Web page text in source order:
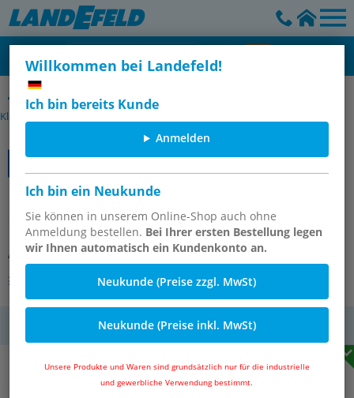
Willkommen bei Landefeld!
Ich bin bereits Kunde
Anmelden
Ich bin ein Neukunde
Sie können in unserem Online-Shop auch ohne
Anmeldung bestellen. Bei Ihrer ersten Bestellung legen
wir Ihnen automatisch ein Kundenkonto an.
Neukunde (Preise zzgl. MwSt)
Neukunde (Preise inkl. MwSt)
Unsere Produkte und Waren sind grundsätzlich nur für die industrielle
und gewerbliche Verwendung bestimmt.
Manometer senkrecht Ø 100 mm, Edelstahl / Messing - Robust,
Klasse 1
Manometer senkrecht (CrNi/Ms),
100mm, -1 bis 5 bar
Artikelnummer: MS -15100 CR
Andere Varianten des Artikels